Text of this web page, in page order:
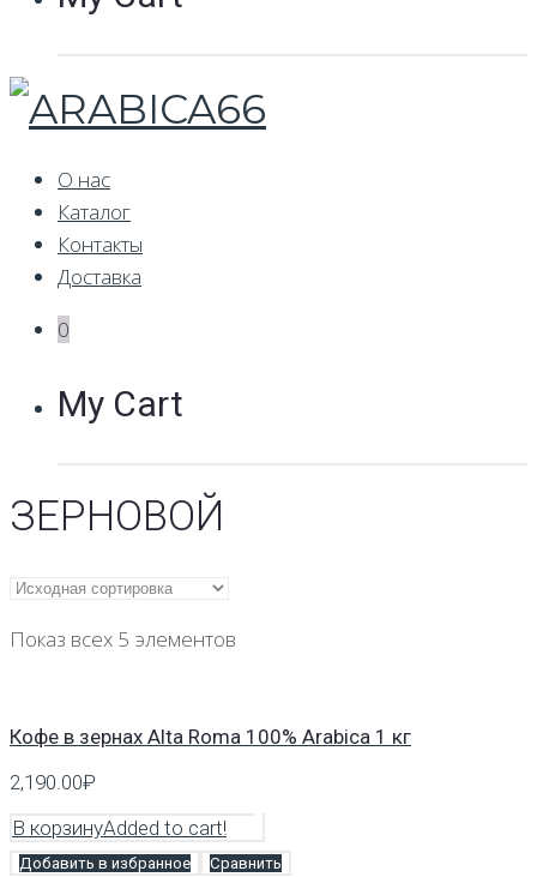
О нас
Каталог
Контакты
Доставка
0
My Cart
ЗЕРНОВОЙ
Показ всех 5 элементов
Кофе в зернах Alta Roma 100% Arabica 1 кг
2,190.00₽
В корзинуAdded to cart!
Добавить в избранное Сравнить